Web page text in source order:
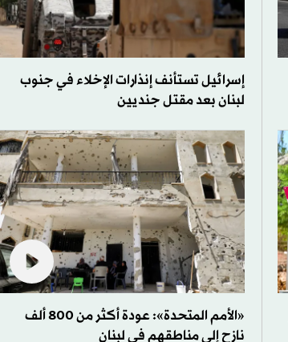
إسرائيل تستأنف إنذارات الإخلاء في جنوب
لبنان بعد مقتل جنديين
«الأمم المتحدة»: عودة أكثر من 800 ألف
نازح إلى مناطقهم في لبنان